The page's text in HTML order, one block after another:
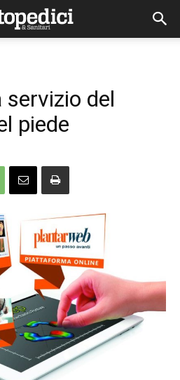
servizio del
piede